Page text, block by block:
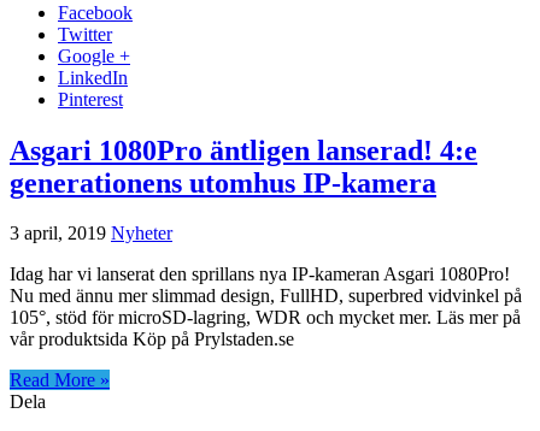
Facebook
Twitter
Google +
LinkedIn
Pinterest
Asgari 1080Pro äntligen lanserad! 4:e
generationens utomhus IP-kamera
3 april, 2019 Nyheter
Idag har vi lanserat den sprillans nya IP-kameran Asgari 1080Pro!
Nu med ännu mer slimmad design, FullHD, superbred vidvinkel på
105°, stöd för microSD-lagring, WDR och mycket mer. Läs mer på
vår produktsida Köp på Prylstaden.se
Read More »
Dela